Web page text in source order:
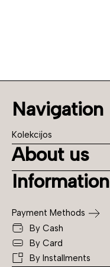
Navigation
Kolekcijos
About us
Information
Payment Methods
By Cash
By Card
By Installments